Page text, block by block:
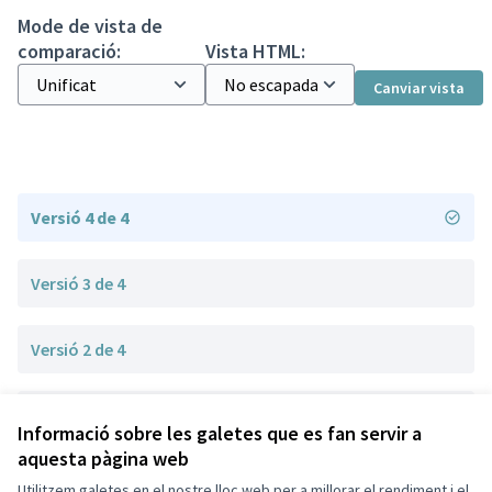
Informació sobre les galetes que es fan servir a
aquesta pàgina web
Mode de vista de
comparació:
Vista HTML:
Canviar vista
Versió 4 de 4
Versió 3 de 4
Versió 2 de 4